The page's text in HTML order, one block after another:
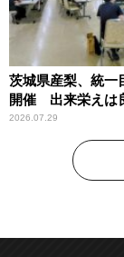
茨城県産梨、統一
開催 出来栄えは
2026.07.29